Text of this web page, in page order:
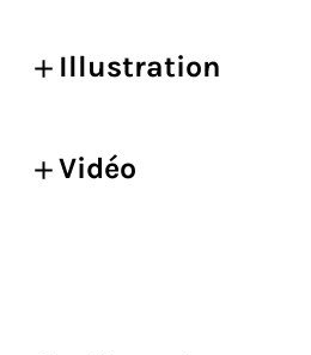
Illustration
Vidéo